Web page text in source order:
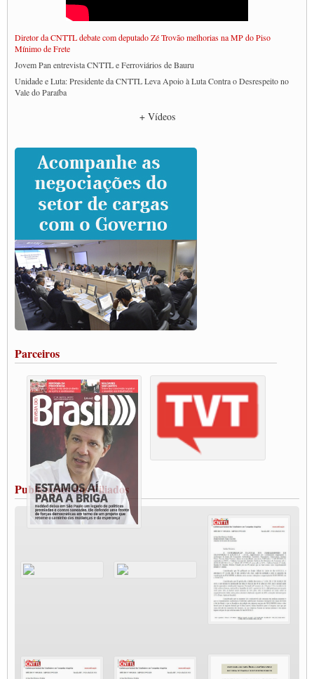
Diretor da CNTTL debate com deputado Zé Trovão melhorias na MP do Piso
Mínimo de Frete
Jovem Pan entrevista CNTTL e Ferroviários de Bauru
Unidade e Luta: Presidente da CNTTL Leva Apoio à Luta Contra o Desrespeito no
Vale do Paraíba
Caminhoneiros prometem paralisação e cobram diálogo com Lula
CNTTL e lideranças de caminhoneiros participam de debate sobre saúde nas
rodovias
Paulinho e Litti debatem política global para transporte rodoviário de cargas na
SUTCRA no Uruguai
Grande Conquista da Categoria transporte de Cargas e Caminhoneiros Autonomos
ENCONTRO INTERNACIONAL EM APOIO A CLASSE TRABALHADORA
DO BRASIL E A ELEIÇÃO 2022
Carta às Brasileiras e aos Brasileiros em Defesa do Estado Democrático de Direito
Paulinho, presidente da CNTTL, faz balanço do 3º Congresso da CNTTL
Caminhoneiros aprovam greve a partir do 1º de novembro
Rodoviários de Feira Santana fazem Assembleia para avaliar proposta de reajuste
salarial
Vacina Já: Lockdown de 24 horas dos trabalhadores em transportes está mantido,
Condutores de Guarulhos farão greve sanitária nesta terça-feira (20)
Paralisação dos Caminhoneiros na #BR285, entrocamento que liga o Mercosul ao
Rio Grande
Caminhoneiros bloqueiam duas faixas na Castello Branco e fazem protesto
Modal-Live #13 Aumento da Violência Contra Mulher e o Adoecimento da Classe
Trabalhadora em Tempos de Pandemia
MODAL-LIVE#12 POLÍTICAS PÚBLICAS DE TRANSPORTE PARA A
CLASSE TRABALHADORA E ELEIÇÕES NA PANDEMIA
MODAL-LIVE#11 POLÍTICAS PÚBLICAS DE TRANSPORTE
JUVENTUDE DO TRANSPORTE: POR QUE DEVEMOS NOS ORGANIZAR?
Fabio Primo testa positivo para Coronavírus, mas está bem de saúde
Modal-Live#9 Quais são os direitos dos trabalhador@s que contraem a Covid-19 na
Participe da Campanha Fora Bolsonaro
CNTTL e FECOOTAC apoiam Campanha de testes de COVID-19 para
MODAL-LIVE#8 - Lideranças sindicais da CNTTL, CGTB e dos caminhoneiros
O PAPEL DA ITF E FUTAC NAS LUTAS, EMPREGO, DIREITOS EM
ESCALA GLOBAL E DA DEFESA DA VIDA
+ Vídeos
Parceiros
Publicações dos Filiados